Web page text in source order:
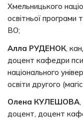
Хмельницького
освітньої програми
ВО;
Алла РУДЕНОК,
доцент кафедри
національного
освіти другого
Олена КУЛЕШОВА
доцент, доцент